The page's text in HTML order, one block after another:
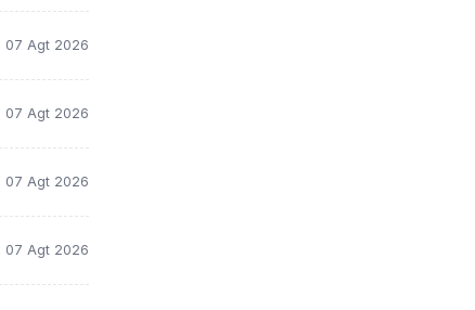
07 Agt 2026
07 Agt 2026
07 Agt 2026
07 Agt 2026